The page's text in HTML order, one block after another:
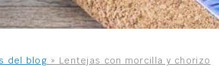
del blog » Lentejas con morcilla y chorizo